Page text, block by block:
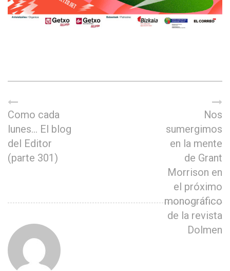
Como cada
lunes… El blog
del Editor
(parte 301)
Nos
sumergimos
en la mente
de Grant
Morrison en
el próximo
monográfico
de la revista
Dolmen